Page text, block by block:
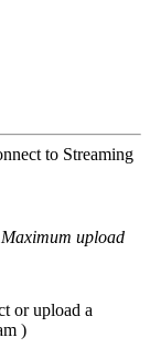
to Streaming
upload
or upload a
)